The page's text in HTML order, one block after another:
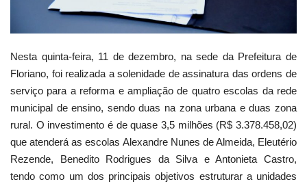
Nesta quinta-feira, 11 de dezembro, na sede da Prefeitura de
Floriano, foi realizada a solenidade de assinatura das ordens de
serviço para a reforma e ampliação de quatro escolas da rede
municipal de ensino, sendo duas na zona urbana e duas zona
rural. O investimento é de quase 3,5 milhões (R$ 3.378.458,02)
que atenderá as escolas Alexandre Nunes de Almeida, Eleutério
Rezende, Benedito Rodrigues da Silva e Antonieta Castro,
tendo como um dos principais objetivos estruturar a unidades